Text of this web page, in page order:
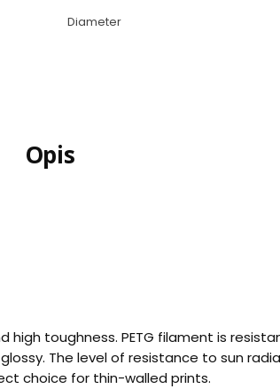
Diameter
Opis
toughness. PETG filament is
The level of resistance to sun
choice for thin-walled prints.